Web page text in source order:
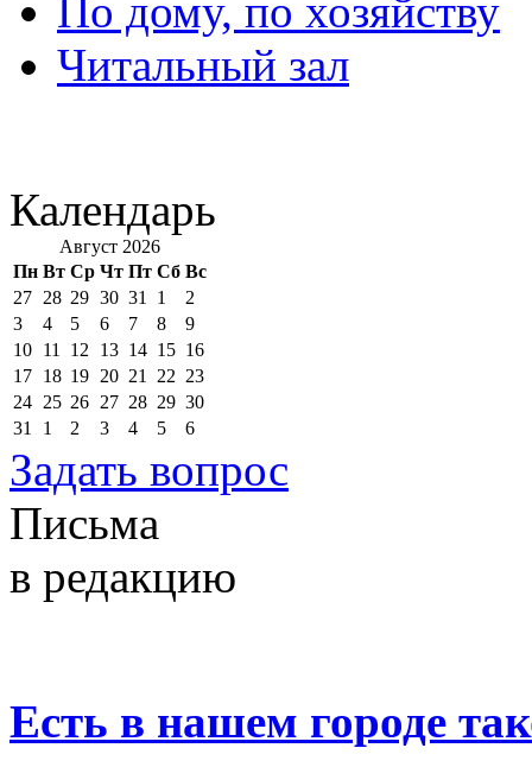
По дому, по хозяйству
Читальный зал
Календарь
Август 2026
Пн Вт Ср Чт Пт Сб Вс
27 28 29 30 31 1
2
3
4 5 6 7 8
9
10 11 12 13 14 15 16
17 18 19 20 21 22 23
24 25 26 27 28 29 30
31
1 2 3 4 5 6
Задать вопрос
Письма
в редакцию
Есть в нашем городе